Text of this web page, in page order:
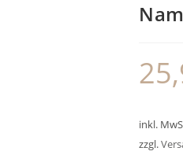
inkl.
zzgl.